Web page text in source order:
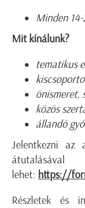
Minden
Mit kínálunk?
tematikus
önismeret,
közös
állandó
Jelentkezni az
átutalásával
lehet: https://
Részletek és